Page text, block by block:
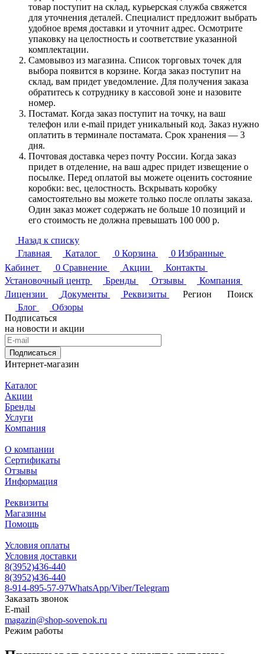
товар поступит на склад, курьерская служба свяжется
для уточнения деталей. Специалист предложит выбрать
удобное время доставки и уточнит адрес. Осмотрите
упаковку на целостность и соответствие указанной
комплектации.
Самовывоз из магазина. Список торговых точек для
выбора появится в корзине. Когда заказ поступит на
склад, вам придет уведомление. Для получения заказа
обратитесь к сотруднику в кассовой зоне и назовите
номер.
Постамат. Когда заказ поступит на точку, на ваш
телефон или e-mail придет уникальный код. Заказ нужно
оплатить в терминале постамата. Срок хранения — 3
дня.
Почтовая доставка через почту России. Когда заказ
придет в отделение, на ваш адрес придет извещение о
посылке. Перед оплатой вы можете оценить состояние
коробки: вес, целостность. Вскрывать коробку
самостоятельно вы можете только после оплаты заказа.
Один заказ может содержать не больше 10 позиций и
его стоимость не должна превышать 100 000 р.
Назад к списку
Главная
Каталог 0 Корзина 0 Избранные
Кабинет
0 Сравнение Акции
Контакты
Установочный центр
Бренды Отзывы
Компания
Лицензии
Документы Реквизиты Регион
Поиск
Блог
Обзоры
Подписаться
на новости и акции
Подписаться
Интернет-магазин
Каталог
Акции
Бренды
Услуги
Компания
О компании
Сертификаты
Отзывы
Информация
Реквизиты
Магазины
Помощь
Условия оплаты
Условия доставки
8(3952)436-440
8(3952)436-440
8-914-895-57-97WhatsApp/Viber/Telegram
Заказать звонок
E-mail
magazin@shop-sovenok.ru
Режим работы